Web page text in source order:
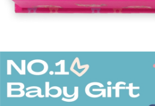
【注意事項】
２．關於個人資料處理事宜，請瀏覽以下網
https://aftee.tw/terms/#terms3
３．未成年的使用者請事先徵得法定代理人
「AFTEE先享後付」，若未經同意申辦者引
任。